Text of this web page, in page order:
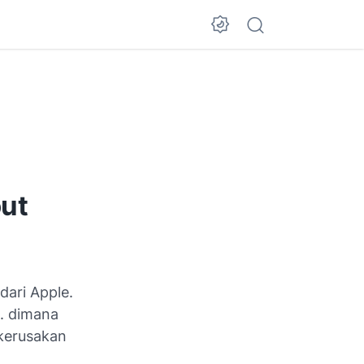
Apple.
dimana